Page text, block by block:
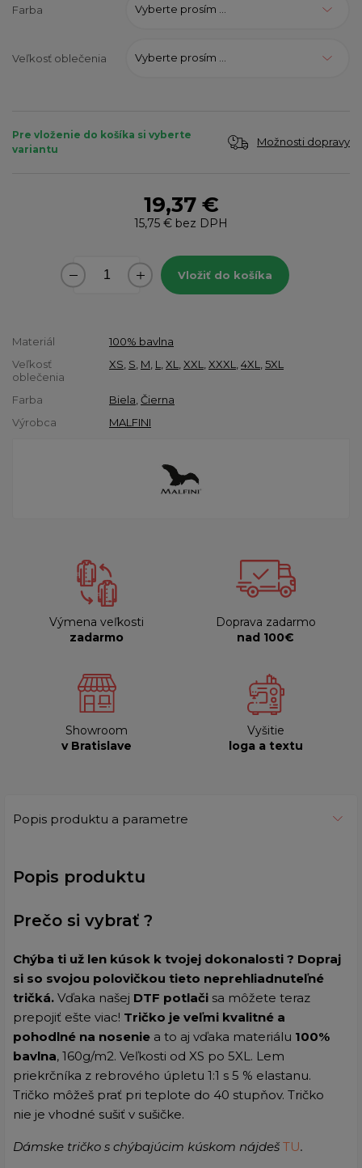
Farba Vyberte prosím ...
Veľkosť oblečenia Vyberte prosím ...
Pre vloženie do košíka si vyberte
variantu
Možnosti dopravy
19,37 €
15,75 € bez DPH
Vložiť do košíka
Materiál
100% bavlna
Veľkosť
oblečenia
XS S M L XL XXL XXXL 4XL 5XL
Farba Biela Čierna
Výrobca
MALFINI
Výmena veľkosti
zadarmo
Doprava zadarmo
nad 100€
Showroom
v Bratislave
Vyšitie
loga a textu
Popis produktu a parametre
Popis produktu
Prečo si vybrať ?
Chýba ti už len kúsok k tvojej dokonalosti ? Dopraj
si so svojou polovičkou tieto neprehliadnuteľné
tričká. Vďaka našej DTF potlači sa môžete teraz
prepojiť ešte viac! Tričko je veľmi kvalitné a
pohodlné na nosenie a to aj vďaka materiálu 100%
bavlna, 160g/m2. Veľkosti od XS po 5XL. Lem
priekrčníka z rebrového úpletu 1:1 s 5 % elastanu.
Tričko môžeš prať pri teplote do 40 stupňov. Tričko
nie je vhodné sušiť v sušičke.
Dámske tričko s chýbajúcim kúskom nájdeš TU.